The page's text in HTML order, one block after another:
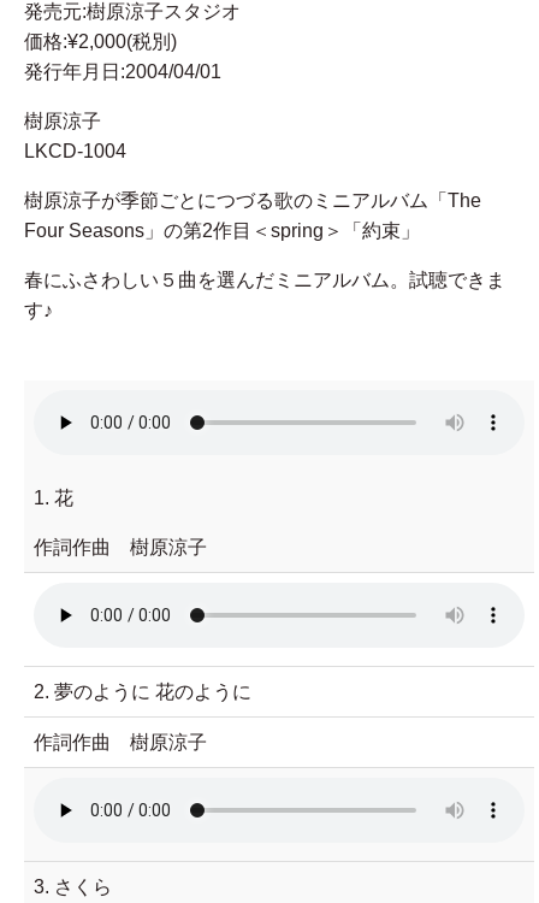
発売元:樹原涼子スタジオ
価格:¥2,000(税別)
発行年月日:2004/04/01
樹原涼子
LKCD-1004
樹原涼子が季節ごとにつづる歌のミニアルバム「The
Four Seasons」の第2作目＜spring＞「約束」
春にふさわしい５曲を選んだミニアルバム。試聴できま
す♪
1. 花
作詞作曲 樹原涼子
2. 夢のように 花のように
作詞作曲 樹原涼子
3. さくら